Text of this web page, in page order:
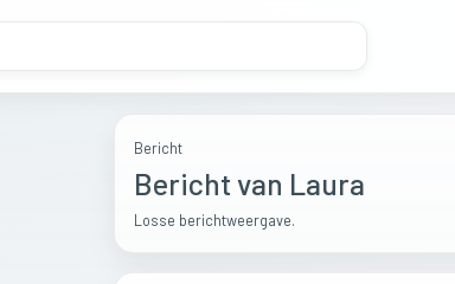
Bericht
Bericht van Laura
Losse berichtweergave.